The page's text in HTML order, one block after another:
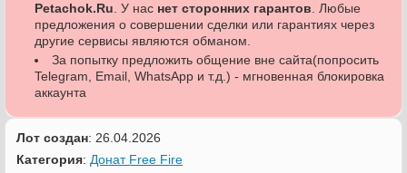
Petachok.Ru . У нас нет сторонних гарантов . Любые
предложения о совершении сделки или гарантиях через
другие сервисы являются обманом.
За попытку предложить общение вне сайта(попросить
Telegram, Email, WhatsApp и т.д.) - мгновенная блокировка
аккаунта
Лот создан: 26.04.2026
Категория: Донат Free Fire